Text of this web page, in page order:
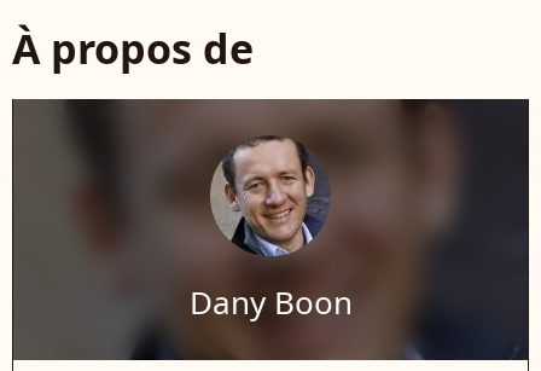
À propos de
Dany Boon